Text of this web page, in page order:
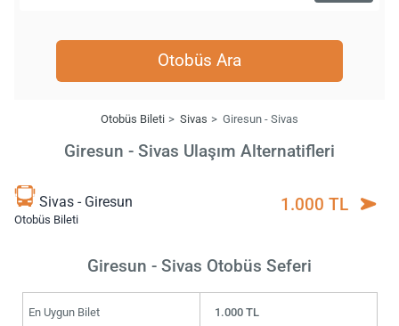
Otobüs Ara
Otobüs Bileti Sivas Giresun - Sivas
Giresun - Sivas Ulaşım Alternatifleri
Sivas - Giresun
Otobüs Bileti
1.000 TL
Giresun - Sivas Otobüs Seferi
En Uygun Bilet 1.000 TL